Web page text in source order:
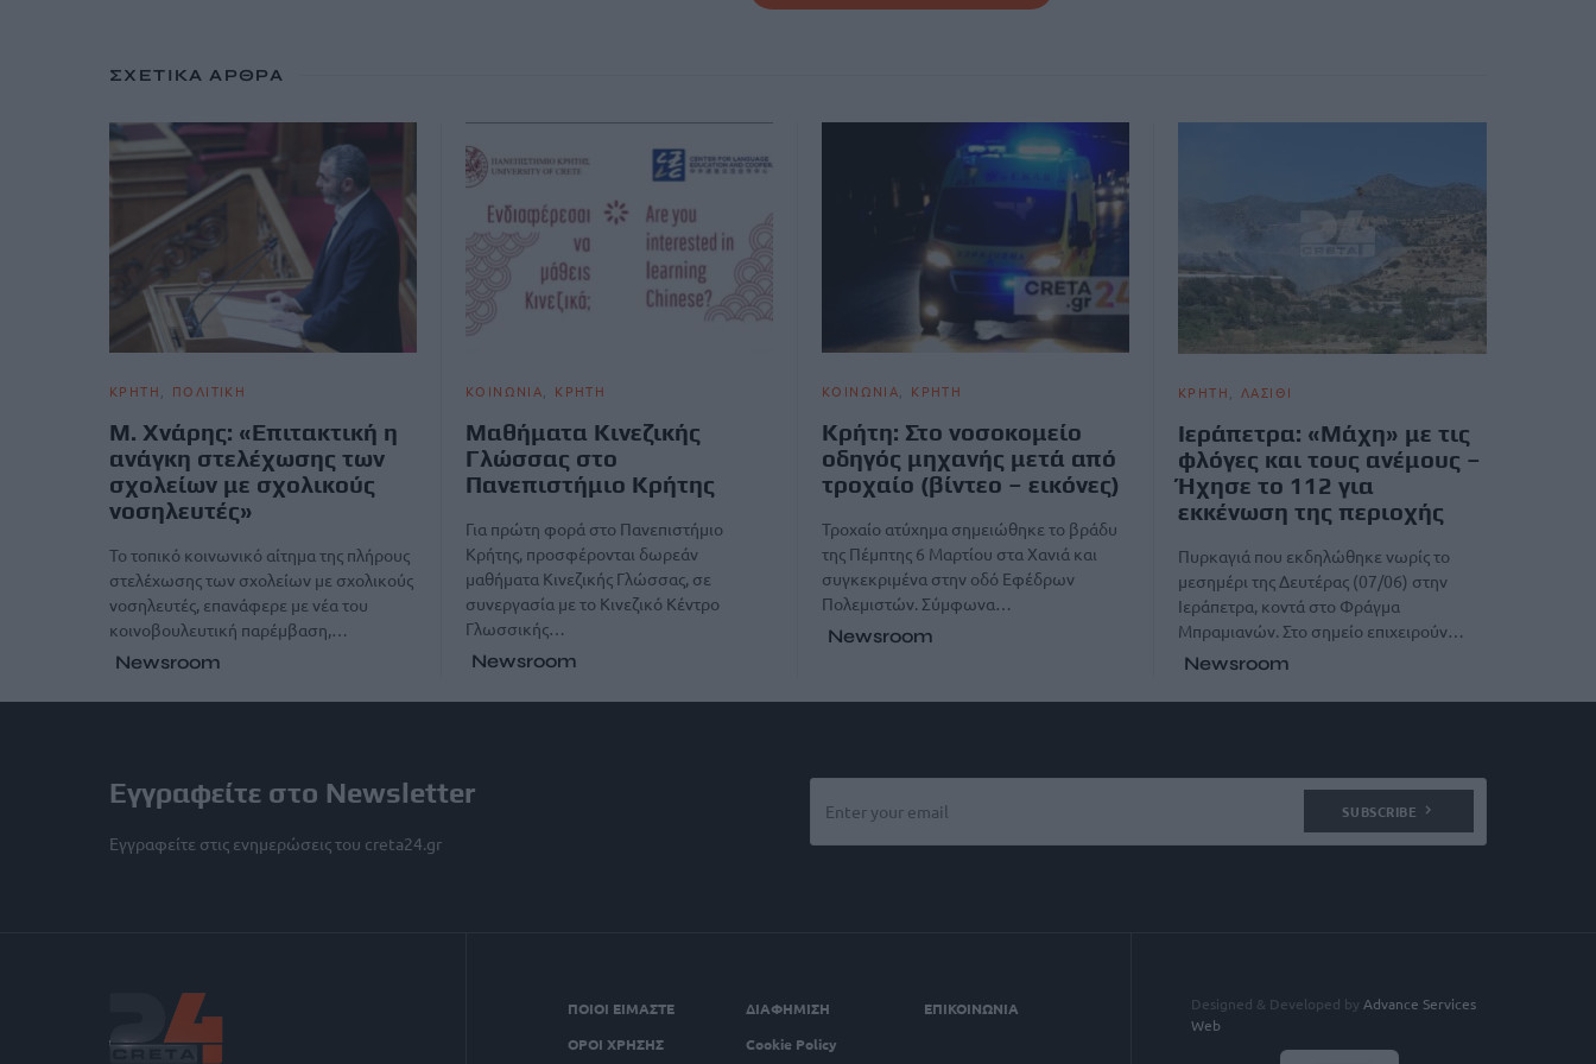
ΣΧΕΤΙΚΆ ΆΡΘΡΑ
ΚΡΗΤΗ ΠΟΛΙΤΙΚΗ
Μ. Χνάρης: «Επιτακτική η
ανάγκη στελέχωσης των
σχολείων με σχολικούς
νοσηλευτές»
Το τοπικό κοινωνικό αίτημα της πλήρους
στελέχωσης των σχολείων με σχολικούς
νοσηλευτές, επανάφερε με νέα του
κοινοβουλευτική παρέμβαση,…
Newsroom
ΚΟΙΝΩΝΙΑ ΚΡΗΤΗ
Μαθήματα Κινεζικής
Γλώσσας στο
Πανεπιστήμιο Κρήτης
Για πρώτη φορά στο Πανεπιστήμιο
Κρήτης, προσφέρονται δωρεάν
μαθήματα Κινεζικής Γλώσσας, σε
συνεργασία με το Κινεζικό Κέντρο
Γλωσσικής…
Newsroom
ΚΟΙΝΩΝΙΑ ΚΡΗΤΗ
Κρήτη: Στο νοσοκομείο
οδηγός μηχανής μετά από
τροχαίο (βίντεο – εικόνες)
Τροχαίο ατύχημα σημειώθηκε το βράδυ
της Πέμπτης 6 Μαρτίου στα Χανιά και
συγκεκριμένα στην οδό Εφέδρων
Πολεμιστών. Σύμφωνα…
Newsroom
ΚΡΗΤΗ ΛΑΣΙΘΙ
Ιεράπετρα: «Μάχη» με τις
φλόγες και τους ανέμους –
Ήχησε το 112 για
εκκένωση της περιοχής
Πυρκαγιά που εκδηλώθηκε νωρίς το
μεσημέρι της Δευτέρας (07/06) στην
Ιεράπετρα, κοντά στο Φράγμα
Μπραμιανών. Στο σημείο επιχειρούν…
Newsroom
Εγγραφείτε στο Newsletter
Εγγραφείτε στις ενημερώσεις του creta24.gr
SUBSCRIBE
ΠΟΙΟΙ ΕΙΜΑΣΤΕ ΔΙΑΦΗΜΙΣΗ
ΕΠΙΚΟΙΝΩΝΙΑ
ΟΡΟΙ ΧΡΗΣΗΣ
Cookie Policy
Designed & Developed by Advance Services
Web